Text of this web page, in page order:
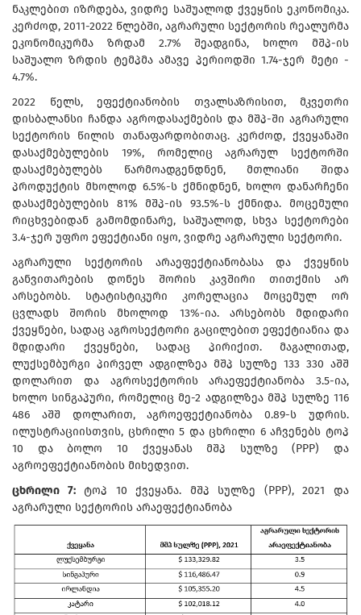
ნაკლებით იზრდება, ვიდრე საშუალოდ ქვეყნის ეკონომიკა.
კერძოდ, 2011-2022 წლებში, აგრარული სექტორის რეალურმა
ეკონომიკურმა ზრდამ 2.7% შეადგინა, ხოლო მშპ-ის
საშუალო ზრდის ტემპმა ამავე პერიოდში 1.74-ჯერ მეტი -
4.7%.
2022 წელს, ეფექტიანობის თვალსაზრისით, მკვეთრი
დისბალანსი ჩანდა აგროდასაქმების და მშპ-ში აგრარული
სექტორის წილის თანაფარდობითაც. კერძოდ, ქვეყანაში
დასაქმებულების 19%, რომელიც აგრარულ სექტორში
დასაქმებულებს წარმოადგენდნენ, მთლიანი შიდა
პროდუქტის მხოლოდ 6.5%-ს ქმნიდნენ, ხოლო დანარჩენი
დასაქმებულების 81% მშპ-ის 93.5%-ს ქმნიდა. მოცემული
რიცხვებიდან გამომდინარე, საშუალოდ, სხვა სექტორები
3.4-ჯერ უფრო ეფექტიანი იყო, ვიდრე აგრარული სექტორი.
აგრარული სექტორის არაეფექტიანობასა და ქვეყნის
განვითარების დონეს შორის კავშირი თითქმის არ
არსებობს. სტატისტიკური კორელაცია მოცემულ ორ
ცვლადს შორის მხოლოდ 13%-ია. არსებობს მდიდარი
ქვეყნები, სადაც აგროსექტორი გაცილებით ეფექტიანია და
მდიდარი ქვეყნები, სადაც პირიქით. მაგალითად,
ლუქსემბურგი პირველ ადგილზეა მშპ სულზე 133 330 აშშ
დოლარით და აგროსექტორის არაეფექტიანობა 3.5-ია,
ხოლო სინგაპური, რომელიც მე-2 ადგილზეა მშპ სულზე 116
486 აშშ დოლარით, აგროეფექტიანობა 0.89-ს უდრის.
ილუსტრაციისთვის, ცხრილი 5 და ცხრილი 6 აჩვენებს ტოპ
10 და ბოლო 10 ქვეყანას მშპ სულზე (PPP) და
აგროეფექტიანობის მიხედვით.
ცხრილი 7:ტოპ 10 ქვეყანა. მშპ სულზე (PPP), 2021 და
აგრარული სექტორის არაეფექტიანობა